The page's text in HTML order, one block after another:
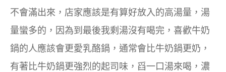
不會滿出來，店家應該是有算好放入的高湯量，湯
量蠻多的，因為到最後我剩湯沒有喝完，喜歡牛奶
鍋的人應該會更愛乳酪鍋，通常會比牛奶鍋更奶，
有著比牛奶鍋更強烈的起司味，舀一口湯來喝，濃